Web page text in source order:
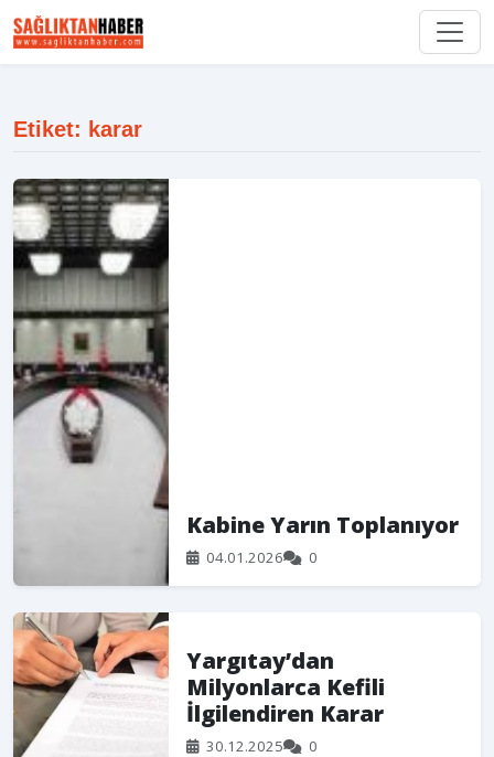
Etiket: karar
Kabine Yarın Toplanıyor
04.01.2026 0
Yargıtay’dan
Milyonlarca Kefili
İlgilendiren Karar
30.12.2025 0